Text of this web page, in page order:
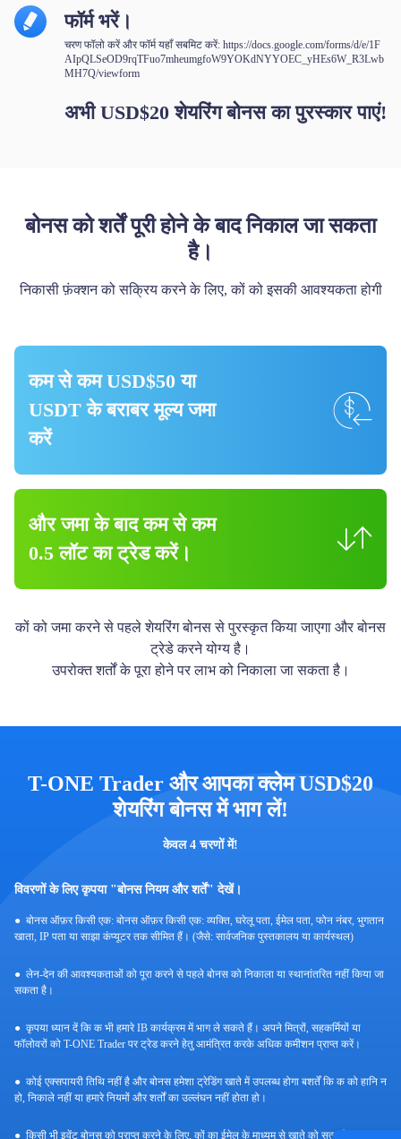
फॉर्म भरें।
चरण फॉलो करें और फॉर्म यहाँ सबमिट करें: https://docs.google.com/forms/d/e/1F
AIpQLSeOD9rqTFuo7mheumgfoW9YOKdNYYOEC_yHEs6W_R3Lwb
MH7Q/viewform
अभी USD$20 शेयरिंग बोनस का पुरस्कार पाएं!
बोनस को शर्तें पूरी होने के बाद निकाल जा सकता
है।
निकासी फ़ंक्शन को सक्रिय करने के लिए, कों को इसकी आवश्यकता होगी
कम से कम USD$50 या
USDT के बराबर मूल्य जमा
करें
और जमा के बाद कम से कम
0.5 लॉट का ट्रेड करें।
कों को जमा करने से पहले शेयरिंग बोनस से पुरस्कृत किया जाएगा और बोनस
ट्रेडे करने योग्य है।
उपरोक्त शर्तों के पूरा होने पर लाभ को निकाला जा सकता है।
T-ONE Trader और आपका क्लेम USD$20
शेयरिंग बोनस में भाग लें!
केवल 4 चरणों में!
विवरणों के लिए कृपया "बोनस नियम और शर्तें" देखें।
बोनस ऑफ़र किसी एक: बोनस ऑफ़र किसी एक: व्यक्ति, घरेलू पता, ईमेल पता, फोन नंबर, भुगतान
खाता, IP पता या साझा कंप्यूटर तक सीमित हैं। (जैसे: सार्वजनिक पुस्तकालय या कार्यस्थल)
लेन-देन की आवश्यकताओं को पूरा करने से पहले बोनस को निकाला या स्थानांतरित नहीं किया जा
सकता है।
कृपया ध्यान दें कि क भी हमारे IB कार्यक्रम में भाग ले सकते हैं। अपने मित्रों, सहकर्मियों या
फॉलोवरों को T-ONE Trader पर ट्रेड करने हेतु आमंत्रित करके अधिक कमीशन प्राप्त करें।
कोई एक्सपायरी तिथि नहीं है और बोनस हमेशा ट्रेडिंग खाते में उपलब्ध होगा बशर्तें कि क को हानि न
हो, निकाले नहीं या हमारे नियमों और शर्तों का उल्लंघन नहीं होता हो।
किसी भी इवेंट बोनस को प्राप्त करने के लिए, कों का ईमेल के माध्यम से खाते को सत्यापित करना